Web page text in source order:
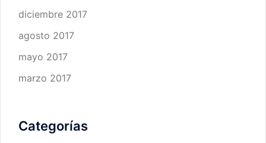
diciembre 2017
agosto 2017
mayo 2017
marzo 2017
Categorías